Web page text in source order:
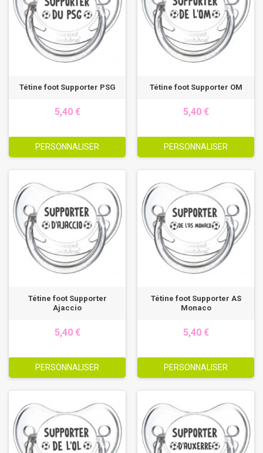
Tétine foot Supporter PSG
5,40 €
PERSONNALISER
Tétine foot Supporter OM
5,40 €
PERSONNALISER
Tétine foot Supporter
Ajaccio
5,40 €
PERSONNALISER
Tétine foot Supporter AS
Monaco
5,40 €
PERSONNALISER